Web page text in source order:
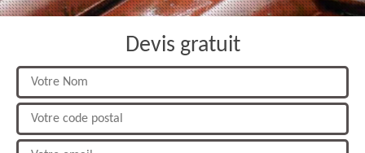
Devis gratuit